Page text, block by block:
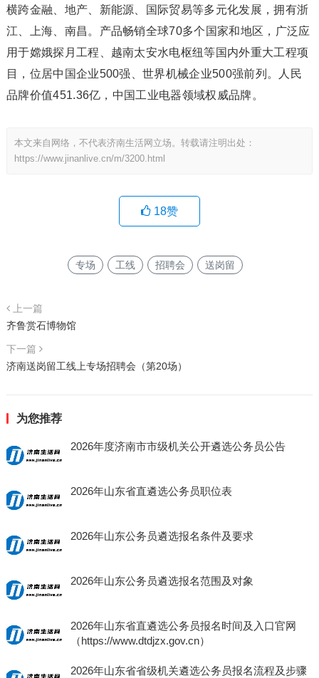
横跨金融、地产、新能源、国际贸易等多元化发展，拥有浙
江、上海、南昌。产品畅销全球70多个国家和地区，广泛应
用于嫦娥探月工程、越南太安水电枢纽等国内外重大工程项
目，位居中国企业500强、世界机械企业500强前列。人民
品牌价值451.36亿，中国工业电器领域权威品牌。
本文来自网络，不代表济南生活网立场。转载请注明出处：
https://www.jinanlive.cn/m/3200.html
18赞
专场 工线 招聘会 送岗留
上一篇
齐鲁赏石博物馆
下一篇
济南送岗留工线上专场招聘会（第20场）
为您推荐
2026年度济南市市级机关公开遴选公务员公告
2026年山东省直遴选公务员职位表
2026年山东公务员遴选报名条件及要求
2026年山东公务员遴选报名范围及对象
2026年山东省直遴选公务员报名时间及入口官网
（https://www.dtdjzx.gov.cn）
2026年山东省省级机关遴选公务员报名流程及步骤